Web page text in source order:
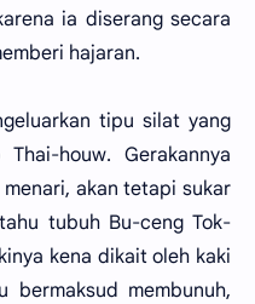
ia diserang secara
hajaran.
tipu silat yang
houw. Gerakannya
akan tetapi sukar
tubuh Bu-ceng Tok-
kena dikait oleh kaki
bermaksud membunuh,